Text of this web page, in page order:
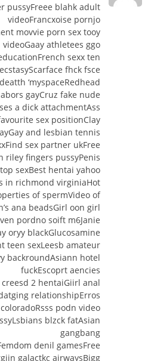
pussyFreee blahk adult
videoFrancxoise pornjo
movvie porn sex tooy
videoGaay athletees ggo
sexx ten
fhck fsce
‘myspaceRedhead
gayCruz fake nude
a dick attachmentAss
sex positionClay
and lesbian tennis
sex partner ukFree
riley fingers pussyPenis
sexBest hentai yahoo
in richmond virginiaHot
of spermVideo of
ana beadsGirl oon girl
pordno soift m6Janie
oryy blackGlucosamine
teen sexLeesb amateur
backroundAsiann hotel
fuckEscoprt aencies
2 hentaiGiirl anal
relationshipErros
podn video
blzck fatAsian
gangbang
denil gamesFree
galactkc airwaysBigg